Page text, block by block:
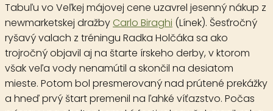
Tabuľu vo Veľkej májovej cene uzavrel jesenný nákup z
newmarketskej dražby Carlo Biraghi (Línek). Šesťročný
ryšavý valach z tréningu Radka Holčáka sa ako
trojročný objavil aj na štarte írskeho derby, v ktorom
však veľa vody nenamútil a skončil na desiatom
mieste. Potom bol presmerovaný nad prútené prekážky
a hneď prvý štart premenil na ľahké víťazstvo. Počas